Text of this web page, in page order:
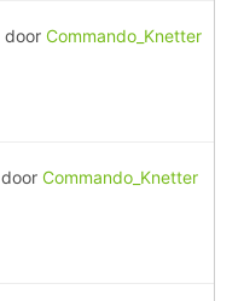
door Commando_Knetter
door Commando_Knetter